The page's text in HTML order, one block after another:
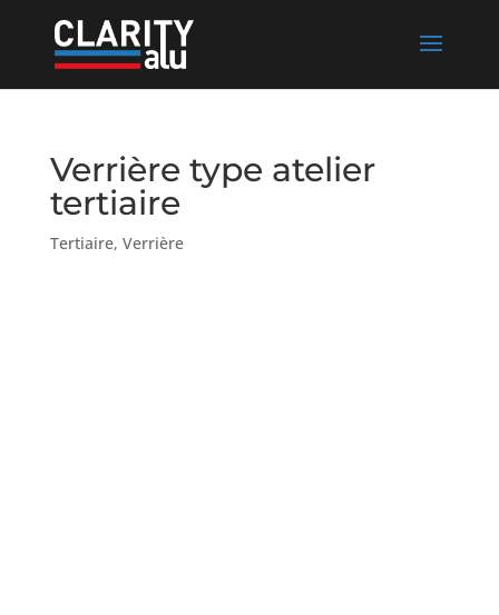
Verrière type atelier
tertiaire
Tertiaire, Verrière